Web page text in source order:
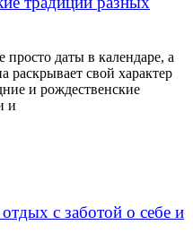
даты в календаре, а
раскрывает свой характер
и рождественские
и
с заботой о себе и